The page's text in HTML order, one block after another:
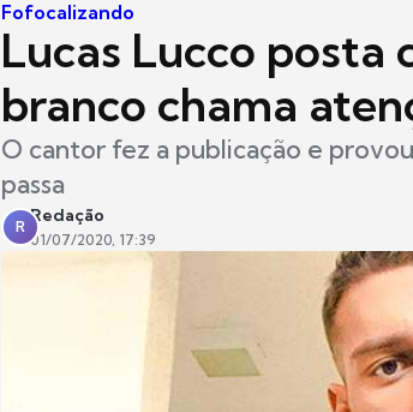
Fofocalizando
Lucas Lucco posta
branco chama
O cantor fez a publicação e
passa
R
Redação
01/07/2020, 17:39